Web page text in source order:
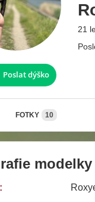
21
Poslat dýško
FOTKY 10
modelky